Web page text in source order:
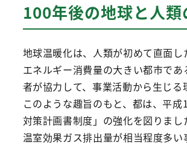
100年後の地球と人
地球温暖化は、人類が初めて直面し
エネルギー消費量の大きい都市で
者が協力して、事業活動から生じる
このような趣旨のもと、都は、平
対策計画書制度」の強化を図りまし
温室効果ガス排出量が相当程度多